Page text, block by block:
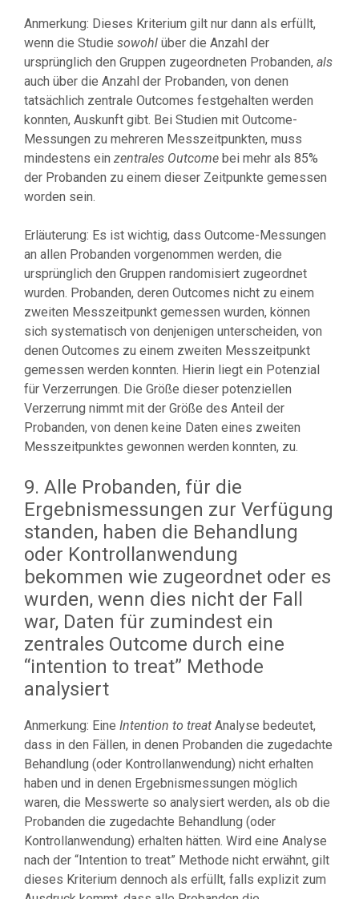
Anmerkung: Dieses Kriterium gilt nur dann als erfüllt,
wenn die Studie sowohl über die Anzahl der
ursprünglich den Gruppen zugeordneten Probanden, als
auch über die Anzahl der Probanden, von denen
tatsächlich zentrale Outcomes festgehalten werden
konnten, Auskunft gibt. Bei Studien mit Outcome-
Messungen zu mehreren Messzeitpunkten, muss
mindestens ein zentrales Outcome bei mehr als 85%
der Probanden zu einem dieser Zeitpunkte gemessen
worden sein.
Erläuterung: Es ist wichtig, dass Outcome-Messungen
an allen Probanden vorgenommen werden, die
ursprünglich den Gruppen randomisiert zugeordnet
wurden. Probanden, deren Outcomes nicht zu einem
zweiten Messzeitpunkt gemessen wurden, können
sich systematisch von denjenigen unterscheiden, von
denen Outcomes zu einem zweiten Messzeitpunkt
gemessen werden konnten. Hierin liegt ein Potenzial
für Verzerrungen. Die Größe dieser potenziellen
Verzerrung nimmt mit der Größe des Anteil der
Probanden, von denen keine Daten eines zweiten
Messzeitpunktes gewonnen werden konnten, zu.
9. Alle Probanden, für die
Ergebnismessungen zur Verfügung
standen, haben die Behandlung
oder Kontrollanwendung
bekommen wie zugeordnet oder es
wurden, wenn dies nicht der Fall
war, Daten für zumindest ein
zentrales Outcome durch eine
“intention to treat” Methode
analysiert
Anmerkung: Eine Intention to treat Analyse bedeutet,
dass in den Fällen, in denen Probanden die zugedachte
Behandlung (oder Kontrollanwendung) nicht erhalten
haben und in denen Ergebnismessungen möglich
waren, die Messwerte so analysiert werden, als ob die
Probanden die zugedachte Behandlung (oder
Kontrollanwendung) erhalten hätten. Wird eine Analyse
nach der “Intention to treat” Methode nicht erwähnt, gilt
dieses Kriterium dennoch als erfüllt, falls explizit zum